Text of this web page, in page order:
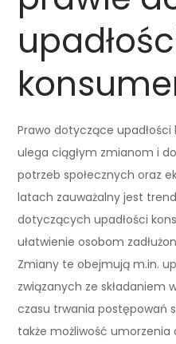
Prawo dotyczące
ulega ciągłym zmianom i
potrzeb społecznych oraz
latach zauważalny jest
dotyczących upadłości
ułatwienie osobom
Zmiany te obejmują m.in.
związanych ze składaniem
czasu trwania postępowań
także możliwość umorzenia